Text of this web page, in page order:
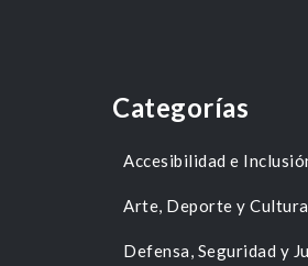
Categorías
Accesibilidad e
Arte, Deporte y Cultura
Defensa, Seguridad y